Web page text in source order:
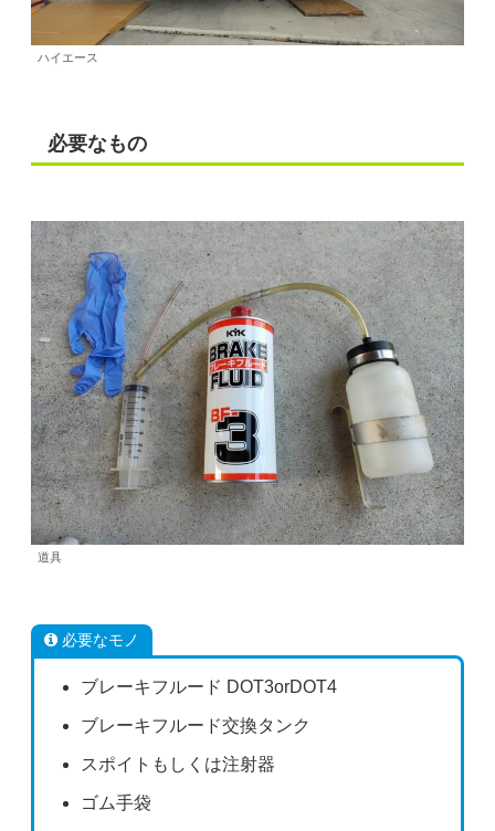
ハイエース
必要なもの
道具
必要なモノ
ブレーキフルード DOT3orDOT4
ブレーキフルード交換タンク
スポイトもしくは注射器
ゴム手袋